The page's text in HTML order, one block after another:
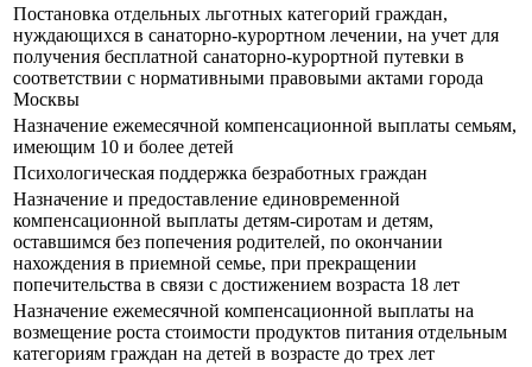
Постановка отдельных льготных категорий граждан,
нуждающихся в санаторно-курортном лечении, на учет для
получения бесплатной санаторно-курортной путевки в
соответствии с нормативными правовыми актами города
Москвы
Назначение ежемесячной компенсационной выплаты семьям,
имеющим 10 и более детей
Психологическая поддержка безработных граждан
Назначение и предоставление единовременной
компенсационной выплаты детям-сиротам и детям,
оставшимся без попечения родителей, по окончании
нахождения в приемной семье, при прекращении
попечительства в связи с достижением возраста 18 лет
Назначение ежемесячной компенсационной выплаты на
возмещение роста стоимости продуктов питания отдельным
категориям граждан на детей в возрасте до трех лет